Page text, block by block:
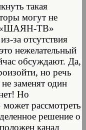
такая
могут не
«ШАЯН-ТВ»
за отсутствия
нежелательный
обсуждают. Да,
но речь
заменят один
Но
рассмотреть
решение о
канал